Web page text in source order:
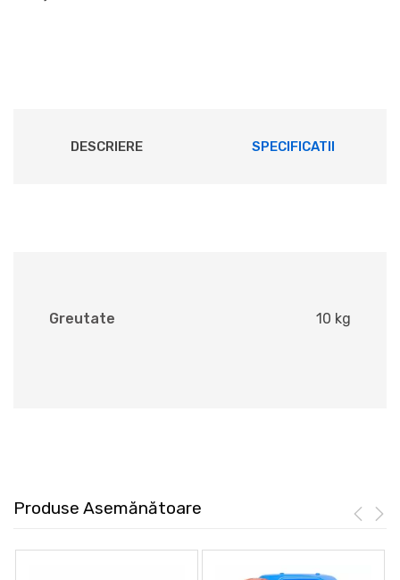
DESCRIERE SPECIFICATII
Greutate 10 kg
Produse Asemănătoare